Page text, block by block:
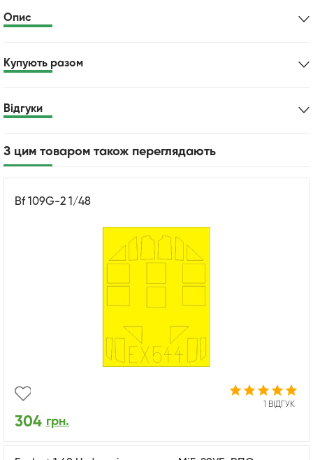
Опис
Купують разом
Відгуки
З цим товаром також переглядають
Bf 109G-2 1/48
1 ВІДГУК
304 грн.